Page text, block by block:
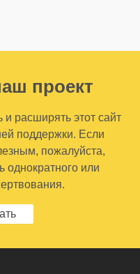
проект
расширять этот сайт
поддержки. Если
пожалуйста,
однократного или